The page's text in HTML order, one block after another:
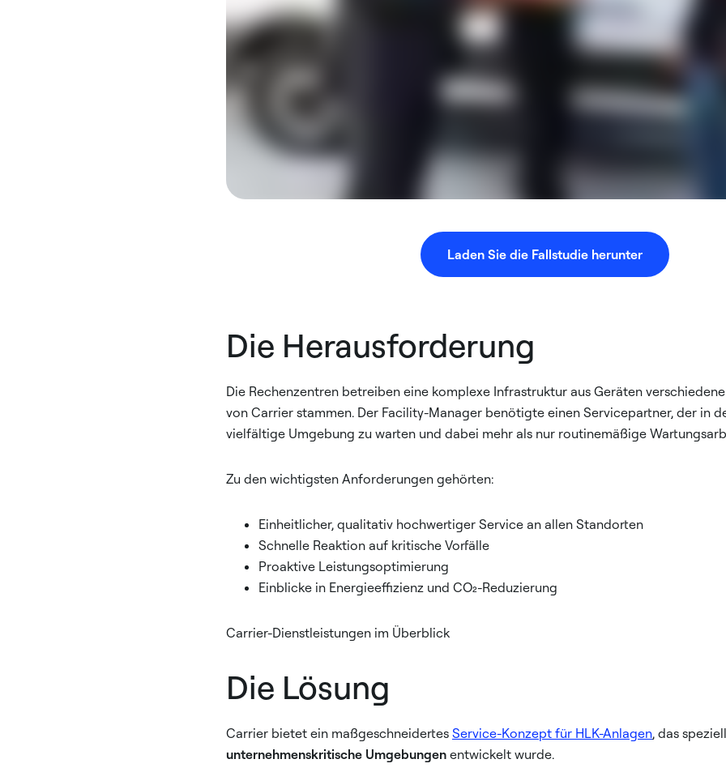
Laden Sie die Fallstudie herunter
Die Herausforderung
Die Rechenzentren betreiben eine komplexe Infrastruktur aus Geräten
von Carrier stammen. Der Facility-Manager benötigte einen Servicepartner, der in
vielfältige Umgebung zu warten und dabei mehr als nur routinemäßige
Zu den wichtigsten Anforderungen gehörten:
Einheitlicher, qualitativ hochwertiger Service an allen Standorten
Schnelle Reaktion auf kritische Vorfälle
Proaktive Leistungsoptimierung
Einblicke in Energieeffizienz und CO₂-Reduzierung
Carrier-Dienstleistungen im Überblick
Die Lösung
Carrier bietet ein maßgeschneidertes Service-Konzept für HLK-Anlagen, das
unternehmenskritische Umgebungen entwickelt wurde.